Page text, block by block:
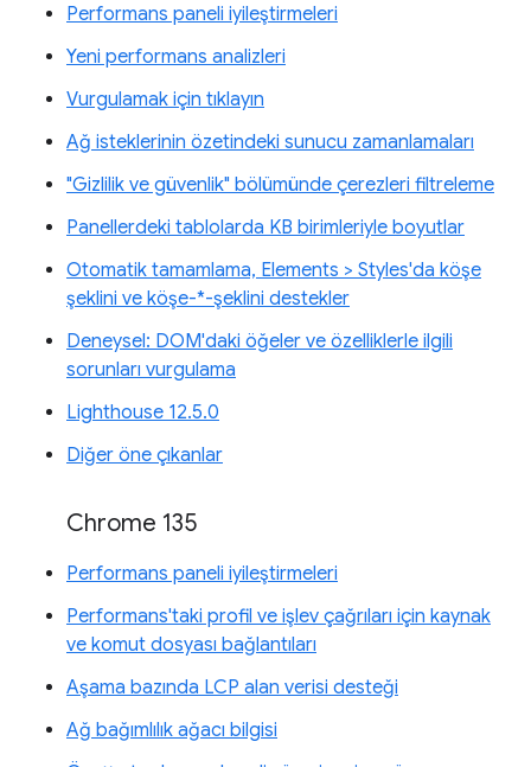
Performans paneli iyileştirmeleri
Yeni performans analizleri
Vurgulamak için tıklayın
Ağ isteklerinin özetindeki sunucu zamanlamaları
"Gizlilik ve güvenlik" bölümünde çerezleri filtreleme
Panellerdeki tablolarda KB birimleriyle boyutlar
Otomatik tamamlama, Elements > Styles'da köşe
şeklini ve köşe-*-şeklini destekler
Deneysel: DOM'daki öğeler ve özelliklerle ilgili
sorunları vurgulama
Lighthouse 12.5.0
Diğer öne çıkanlar
Chrome 135
Performans paneli iyileştirmeleri
Performans'taki profil ve işlev çağrıları için kaynak
ve komut dosyası bağlantıları
Aşama bazında LCP alan verisi desteği
Ağ bağımlılık ağacı bilgisi